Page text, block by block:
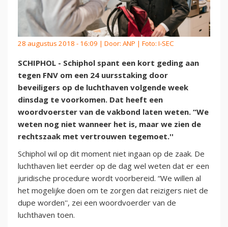
28 augustus 2018 - 16:09 | Door: ANP | Foto: I-SEC
SCHIPHOL - Schiphol spant een kort geding aan
tegen FNV om een 24 uursstaking door
beveiligers op de luchthaven volgende week
dinsdag te voorkomen. Dat heeft een
woordvoerster van de vakbond laten weten. “We
weten nog niet wanneer het is, maar we zien de
rechtszaak met vertrouwen tegemoet.''
Schiphol wil op dit moment niet ingaan op de zaak. De
luchthaven liet eerder op de dag wel weten dat er een
juridische procedure wordt voorbereid. “We willen al
het mogelijke doen om te zorgen dat reizigers niet de
dupe worden'', zei een woordvoerder van de
luchthaven toen.